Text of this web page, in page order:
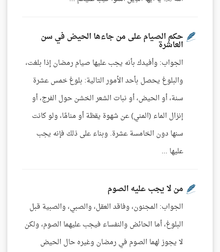
حكم الصيام على من جاءها الحيض في سن
العاشرة
الجواب: وأفيدك بأنه يجب عليها صيام رمضان إذا بلغت،
والبلوغ يحصل بأحد الأمور التالية: بلوغ خمس عشرة
سنة، أو الحيض، أو نبات الشعر الخشن حول الفرج، أو
إنزال الماء (المني) عن شهوة يقظة أو منامًا، ولو كانت
سنها دون الخامسة عشرة. وبناء على ذلك فإنه يجب
عليها ...
من لا يجب عليه الصوم
الجواب: المجنون، وفاقد العقل، والصبي، والصبية قبل
البلوغ، أما الحائض والنفساء فيجب عليهما الصوم، ولكن
لا يجوز لهما الصوم في رمضان وغيره حال الحيض